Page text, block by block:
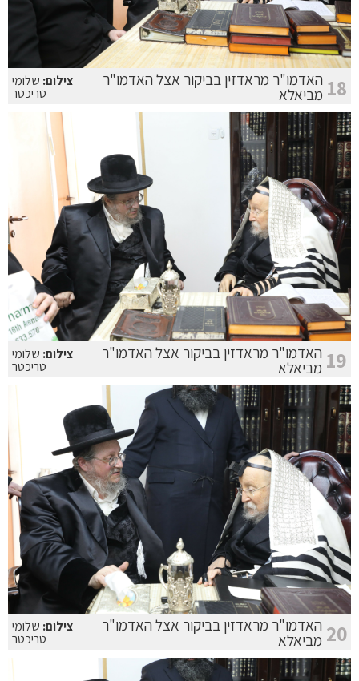
18 האדמו"ר מראדזין בביקור אצל האדמו"ר
מביאלא
צילום: שלומי
טריכטר
19 האדמו"ר מראדזין בביקור אצל האדמו"ר
מביאלא
צילום: שלומי
טריכטר
20 האדמו"ר מראדזין בביקור אצל האדמו"ר
מביאלא
צילום: שלומי
טריכטר